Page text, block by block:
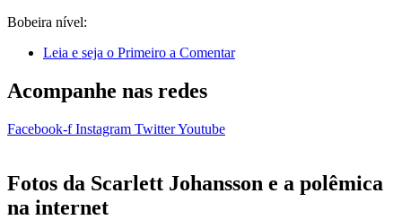
Bobeira nível:
Leia e seja o Primeiro a Comentar
Acompanhe nas redes
Facebook-f Instagram TwitterYoutube
Fotos da Scarlett Johansson e a polêmica
na internet